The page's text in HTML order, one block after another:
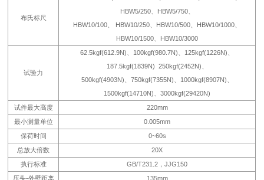
布氏标尺
HBW5/250、HBW5/750、
HBW10/100、 HBW10/250、HBW10/500、HBW10/1000、
HBW10/1500、HBW10/3000
试验力
62.5kgf(612.9N)、100kgf(980.7N)、125kgf(1226N)、
187.5kgf(1839N) 250kgf(2452N)、
500kgf(4903N)、750kgf(7355N)、1000kgf(8907N)、
1500kgf(14710N)、3000kgf(29420N)
试件最大高度
220mm
最小测量单位
0.005mm
保荷时间
0~60s
总放大倍数
20X
执行标准
GB/T231.2，JJG150
压头-外壁距离
135mm